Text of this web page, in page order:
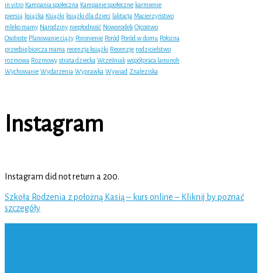
in vitro Kampania społeczna Kampanie społeczne karmienie
piersią książka Książki książki dla dzieci laktacja Macierzyństwo
mleko mamy Narodziny niepłodność Noworodek Ojcostwo
Osobiste Planowanie ciąży Poronienie Poród Poród w domu Położna
przedsiębiorcza mama recenzja książki Recenzje rodzicielstwo
rozmowa Rozmowy strata dziecka Wcześniak współpraca lansinoh
Wychowanie Wydarzenia Wyprawka Wywiad Znaleziska
Instagram
Instagram did not return a 200.
Szkoła Rodzenia z położną Kasią – kurs online – Kliknij by poznać
szczegóły